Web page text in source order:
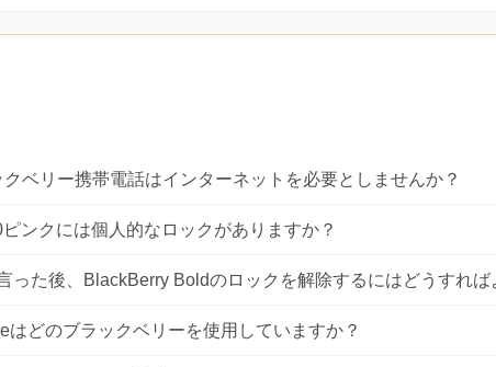
ベリー携帯電話はインターネットを必要としませんか？
ンクには個人的なロックがありますか？
った後、BlackBerry Boldのロックを解除するにはどうすれば
はどのブラックベリーを使用していますか？